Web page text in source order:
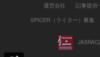
運営会社 記事提供
SPICER（ライター）募集
JASRAC